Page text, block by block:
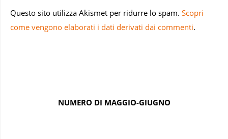
Questo sito utilizza Akismet per ridurre lo spam. Scopri
come vengono elaborati i dati derivati dai commenti.
NUMERO DI MAGGIO-GIUGNO